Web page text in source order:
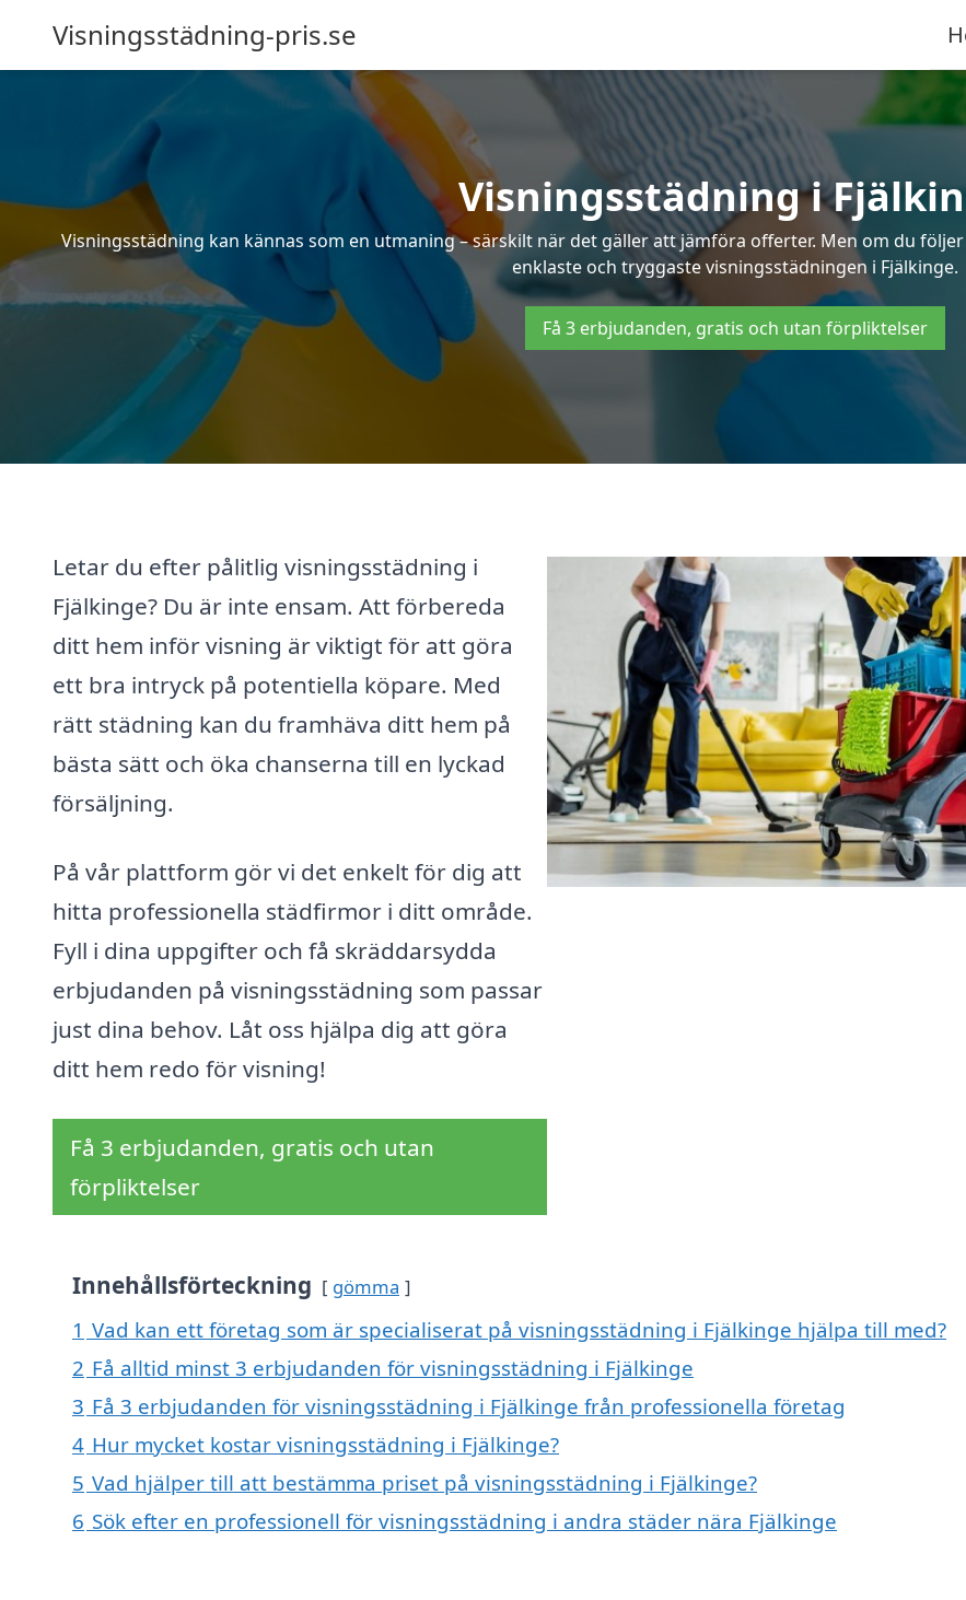
Visningsstädning-pris.se
Visningsstädning i
Visningsstädning kan kännas som en utmaning – särskilt när det gäller att jämföra offerter. Men om du
enklaste och tryggaste visningsstädningen i Fjälkinge.
Få 3 erbjudanden, gratis och utan förpliktelser
Letar du efter pålitlig visningsstädning i
Fjälkinge? Du är inte ensam. Att förbereda
ditt hem inför visning är viktigt för att göra
ett bra intryck på potentiella köpare. Med
rätt städning kan du framhäva ditt hem på
bästa sätt och öka chanserna till en lyckad
försäljning.
På vår plattform gör vi det enkelt för dig att
hitta professionella städfirmor i ditt område.
Fyll i dina uppgifter och få skräddarsydda
erbjudanden på visningsstädning som passar
just dina behov. Låt oss hjälpa dig att göra
ditt hem redo för visning!
Få 3 erbjudanden, gratis och utan
förpliktelser
Innehållsförteckning gömma
1 Vad kan ett företag som är specialiserat på visningsstädning i Fjälkinge hjälpa till med?
2 Få alltid minst 3 erbjudanden för visningsstädning i Fjälkinge
3 Få 3 erbjudanden för visningsstädning i Fjälkinge från professionella företag
4 Hur mycket kostar visningsstädning i Fjälkinge?
5 Vad hjälper till att bestämma priset på visningsstädning i Fjälkinge?
6 Sök efter en professionell för visningsstädning i andra städer nära Fjälkinge